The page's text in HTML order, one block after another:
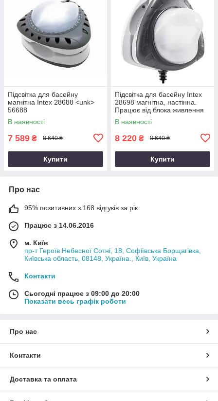
Підсвітка для басейну
магнітна Intex 28688 <unk>
56688
В наявності
7 589 ₴ 8 640 ₴
Купити
Підсвітка для басейну Intex
28698 магнітна, настінна.
Працює від блока живлення
220-240 V
В наявності
8 220 ₴ 8 640 ₴
Купити
Про нас
95% позитивних з 168 відгуків за рік
Працює з 14.06.2016
м. Київ
пр-т Героїв Небесної Сотні, 18, Софіївська Борщагівка,
Київська область, 08148, Україна., Київ, Україна
Контакти
Сьогодні працює з 09:00 до 20:00
Показати весь графік роботи
Про нас
Контакти
Доставка та оплата